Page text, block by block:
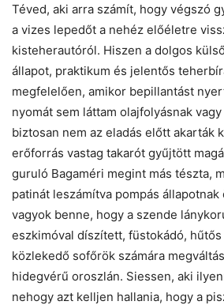
Téved, aki arra számít, hogy végszó
a vizes lepedőt a nehéz előéletre
kisteherautóról. Hiszen a dolgos
állapot, praktikum és jelentős
megfelelően, amikor bepillantást
nyomát sem láttam olajfolyásnak vagy
biztosan nem az eladás előtt akarták
erőforrás vastag takarót gyűjtött
guruló Bagaméri megint más tészta,
patinát leszámítva pompás
vagyok benne, hogy a szende
eszkimóval díszített, füstokádó,
közlekedő sofőrök számára
hidegvérű oroszlán. Siessen, aki
nehogy azt kelljen hallania, hogy a